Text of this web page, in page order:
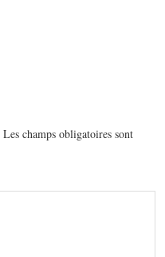
Les champs obligatoires sont